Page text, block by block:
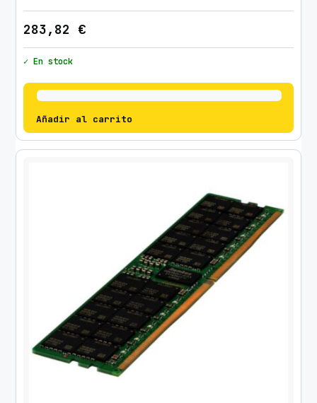
283,82 €
✓ En stock
Añadir al carrito